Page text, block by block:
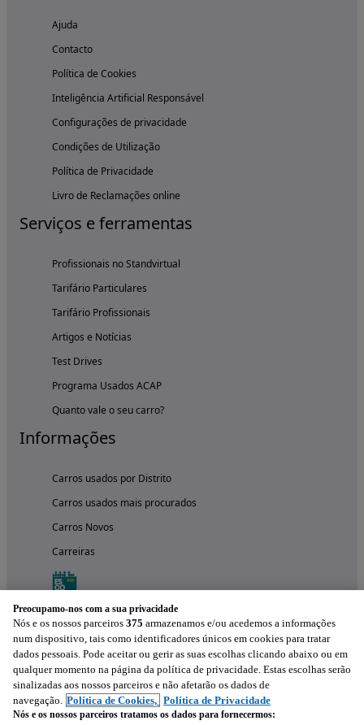
Ajuda
Contacto
Política de Cookies
Inteligência Artificial Responsável
Configurações de privacidade
Condições de Utilização
Política de Privacidade
Livro de Reclamações online
Serviços e ferramentas
Profissionais no Standvirtual
Tarifário Particulares
Tarifário Profissionais
Artigos e Notícias
Test Drives
Programa Usados ACAP
Quanto vale o seu carro?
Informações
Carros usados por Distrito
Carros usados mais procurados
Carros Novos
Carreiras
Preocupamo-nos com a sua privacidade
Nós e os nossos parceiros 375 armazenamos e/ou acedemos a informações
num dispositivo, tais como identificadores únicos em cookies para tratar
dados pessoais. Pode aceitar ou gerir as suas escolhas clicando abaixo ou em
qualquer momento na página da política de privacidade. Estas escolhas serão
sinalizadas aos nossos parceiros e não afetarão os dados de
navegação. Política de Cookies, Política de Privacidade
Nós e os nossos parceiros tratamos os dados para fornecermos: